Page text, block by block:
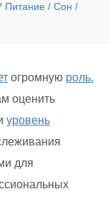
Питание / Сон /
огромную роль.
оценить
уровень
для